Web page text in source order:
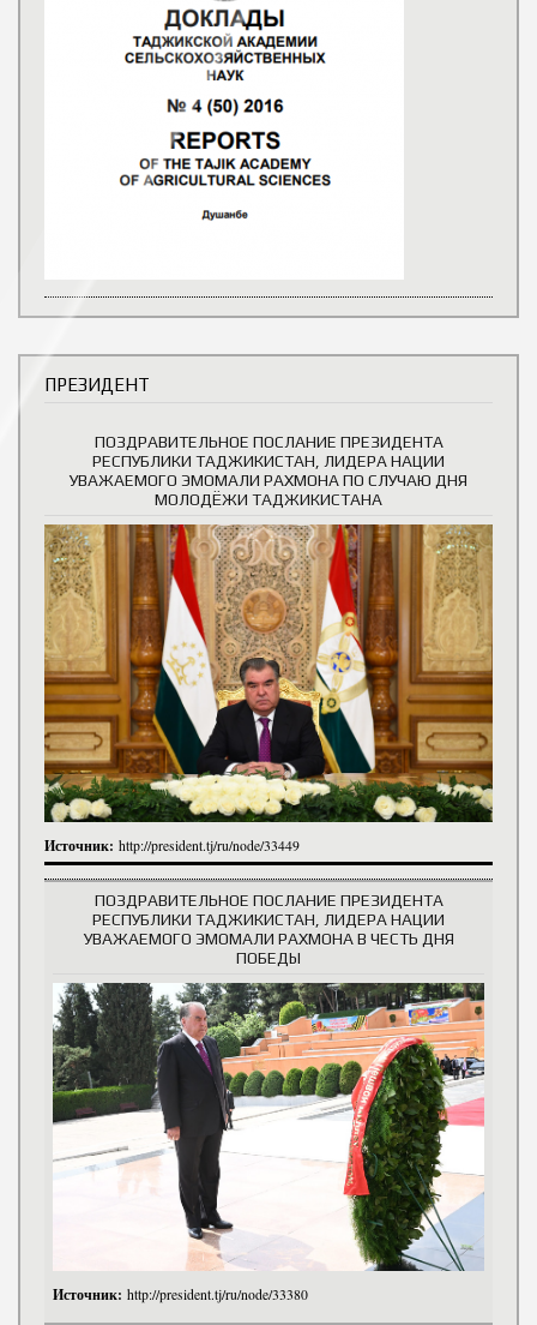
ПРЕЗИДЕНТ
ПОЗДРАВИТЕЛЬНОЕ ПОСЛАНИЕ ПРЕЗИДЕНТА
РЕСПУБЛИКИ ТАДЖИКИСТАН, ЛИДЕРА НАЦИИ
УВАЖАЕМОГО ЭМОМАЛИ РАХМОНА ПО СЛУЧАЮ ДНЯ
МОЛОДЁЖИ ТАДЖИКИСТАНА
Источник: http://president.tj/ru/node/33449
ПОЗДРАВИТЕЛЬНОЕ ПОСЛАНИЕ ПРЕЗИДЕНТА
РЕСПУБЛИКИ ТАДЖИКИСТАН, ЛИДЕРА НАЦИИ
УВАЖАЕМОГО ЭМОМАЛИ РАХМОНА В ЧЕСТЬ ДНЯ
ПОБЕДЫ
Источник: http://president.tj/ru/node/33380